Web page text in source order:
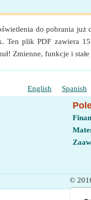
do pobrania
Ten plik PDF zawiera
Zmienne, funkcje i
English Spanish
©